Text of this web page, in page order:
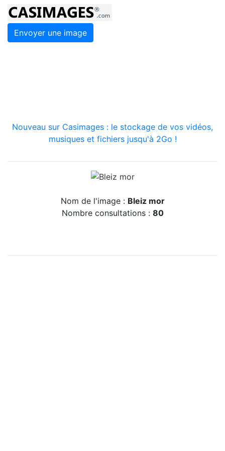
Envoyer une image
Nouveau sur Casimages : le stockage de vos vidéos,
musiques et fichiers jusqu'à 2Go !
Nom de l'image : Bleiz mor
Nombre consultations : 80